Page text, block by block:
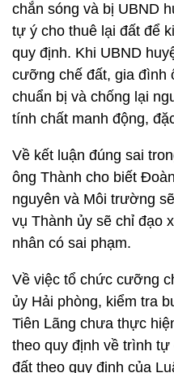
chắn sóng và bị UBND
tự ý cho thuê lại đất để
quy định. Khi UBND
cưỡng chế đất, gia đình
chuẩn bị và chống lại
tính chất manh động,
Về kết luận đúng sai
ông Thành cho biết
nguyên và Môi trường
vụ Thành ủy sẽ chỉ đạo
nhân có sai phạm.
Về việc tổ chức cưỡng
ủy Hải phòng, kiểm tra
Tiên Lãng chưa thực
theo quy định về trình
đất theo quy định của